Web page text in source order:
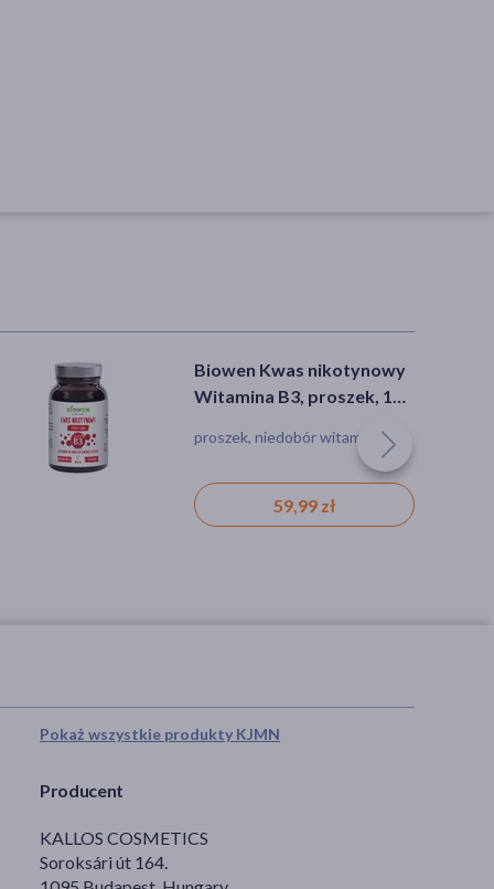
Biowen Kwas nikotynowy
Witamina B3, proszek, 120
proszek, niedobór witamin
59,99 zł
Pokaż wszystkie produkty KJMN
Producent
KALLOS COSMETICS
Soroksári út 164.